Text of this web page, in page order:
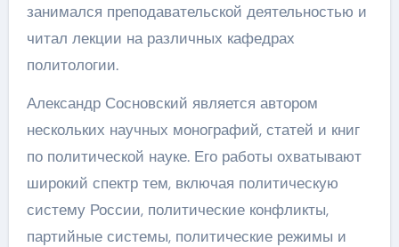
занимался преподавательской деятельностью и
читал лекции на различных кафедрах
политологии.
Александр Сосновский является автором
нескольких научных монографий, статей и книг
по политической науке. Его работы охватывают
широкий спектр тем, включая политическую
систему России, политические конфликты,
партийные системы, политические режимы и